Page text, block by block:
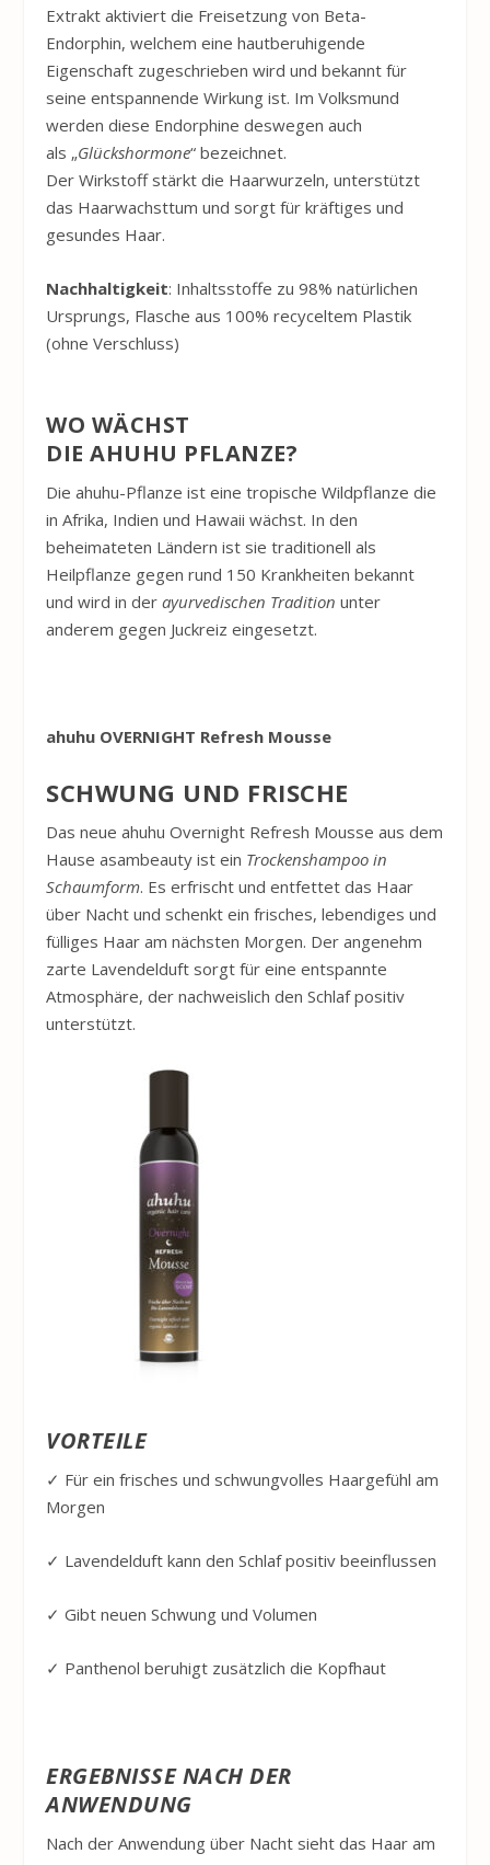
Extrakt aktiviert die Freisetzung von Beta-
Endorphin, welchem eine hautberuhigende
Eigenschaft zugeschrieben wird und bekannt für
seine entspannende Wirkung ist. Im Volksmund
werden diese Endorphine deswegen auch
als „Glückshormone“ bezeichnet.
Der Wirkstoff stärkt die Haarwurzeln, unterstützt
das Haarwachsttum und sorgt für kräftiges und
gesundes Haar.
Nachhaltigkeit: Inhaltsstoffe zu 98% natürlichen
Ursprungs, Flasche aus 100% recyceltem Plastik
(ohne Verschluss)
WO WÄCHST
DIEAHUHU PFLANZE?
Dieahuhu-Pflanze ist eine tropische Wildpflanze die
in Afrika, Indien und Hawaii wächst. In den
beheimateten Ländern ist sie traditionell als
Heilpflanze gegen rund 150 Krankheiten bekannt
und wird in derayurvedischen Tradition unter
anderem gegen Juckreiz eingesetzt.
ahuhu OVERNIGHT Refresh Mousse
SCHWUNG UND FRISCHE
Das neueahuhu Overnight Refresh Mousse aus dem
Hause asambeauty ist ein Trockenshampoo in
Schaumform. Es erfrischt und entfettet das Haar
über Nacht und schenkt ein frisches, lebendiges und
fülliges Haar am nächsten Morgen. Der angenehm
zarte Lavendelduft sorgt für eine entspannte
Atmosphäre, der nachweislich den Schlaf positiv
unterstützt.
VORTEILE
✓ Für ein frisches und schwungvolles Haargefühl am
Morgen
✓ Lavendelduft kann den Schlaf positiv beeinflussen
✓ Gibt neuen Schwung und Volumen
✓ Panthenol beruhigt zusätzlich die Kopfhaut
ERGEBNISSE NACH DER
ANWENDUNG
Nach der Anwendung über Nacht sieht das Haar am